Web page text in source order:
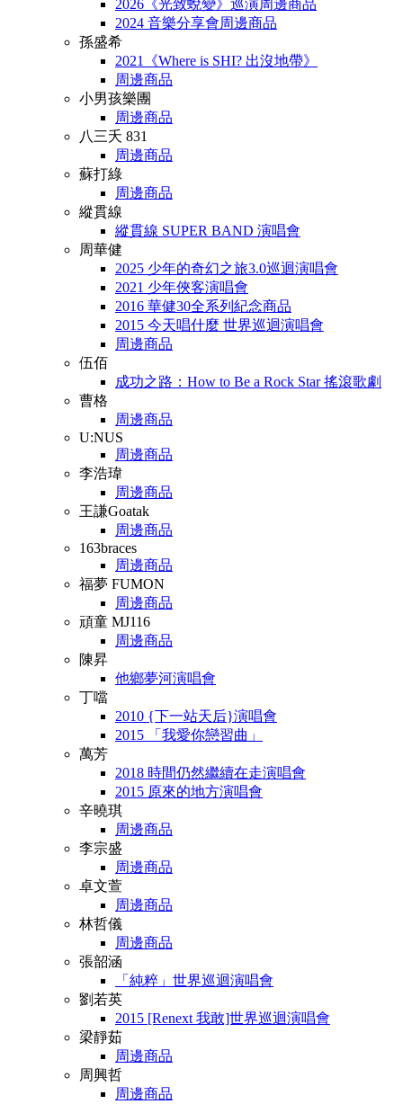
2026《光致蛻變》巡演周邊商品
2024 音樂分享會周邊商品
孫盛希
2021《Where is SHI? 出沒地帶》
周邊商品
小男孩樂團
周邊商品
八三夭 831
周邊商品
蘇打綠
周邊商品
縱貫線
縱貫線 SUPER BAND 演唱會
周華健
2025 少年的奇幻之旅3.0巡迴演唱會
2021 少年俠客演唱會
2016 華健30全系列紀念商品
2015 今天唱什麼 世界巡迴演唱會
周邊商品
伍佰
成功之路：How to Be a Rock Star 搖滾歌劇
曹格
周邊商品
U:NUS
周邊商品
李浩瑋
周邊商品
王謙Goatak
周邊商品
163braces
周邊商品
福夢 FUMON
周邊商品
頑童 MJ116
周邊商品
陳昇
他鄉夢河演唱會
丁噹
2010 {下一站天后}演唱會
2015 「我愛你戀習曲」
萬芳
2018 時間仍然繼續在走演唱會
2015 原來的地方演唱會
辛曉琪
周邊商品
李宗盛
周邊商品
卓文萱
周邊商品
林哲儀
周邊商品
張韶涵
「純粹」世界巡迴演唱會
劉若英
2015 [Renext 我敢]世界巡迴演唱會
梁靜茹
周邊商品
周興哲
周邊商品